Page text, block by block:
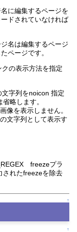
に編集するページを
ドされていなければ
名は編集するページ
ページです。
の表示方法を指定
字列をnoicon 指定
略します。
像を表示しません。
文字列として表示す
freezeプラ
されたfreezeを除去
↑
↑